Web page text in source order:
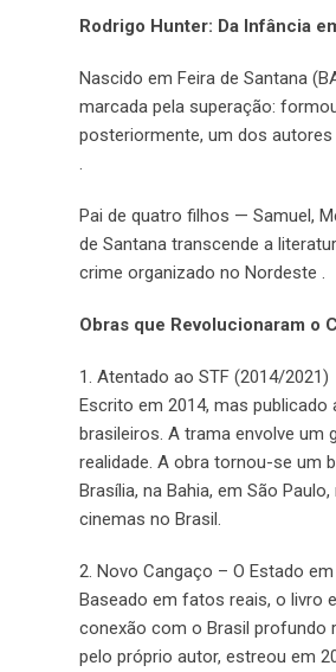
Rodrigo Hunter: Da Infância
Nascido em Feira de Santana
marcada pela superação:
posteriormente, um dos autores
.
Pai de quatro filhos — Samuel,
de Santana transcende a
crime organizado no Nordeste .
Obras que Revolucionaram o
1. Atentado ao STF (2014/2021)
Escrito em 2014, mas
brasileiros. A trama envolve um
realidade. A obra tornou-se um
Brasília, na Bahia, em São
cinemas no Brasil.
2. Novo Cangaço – O Estado
Baseado em fatos reais, o livro
conexão com o Brasil profundo
pelo próprio autor, estreou em